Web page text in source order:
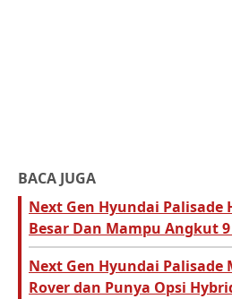
BACA JUGA
Next Gen Hyundai Palisade
Besar Dan Mampu Angkut
Next Gen Hyundai Palisade
Rover dan Punya Opsi